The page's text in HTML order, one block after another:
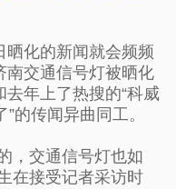
化的新闻就会频频
南交通信号灯被晒化
年上了热搜的“科威
的传闻异曲同工。
交通信号灯也如
在接受记者采访时